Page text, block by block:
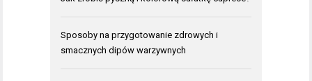
Sposoby na przygotowanie zdrowych i
smacznych dipów warzywnych